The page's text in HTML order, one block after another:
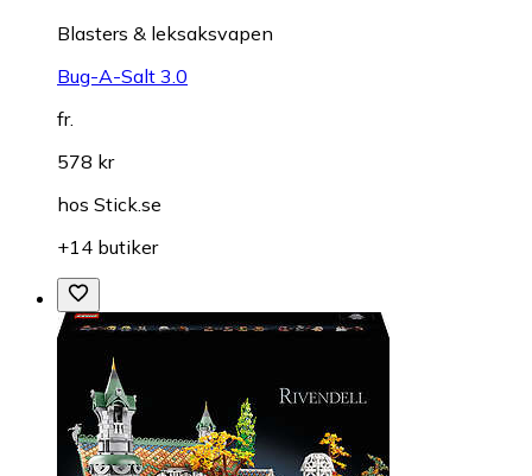
Blasters & leksaksvapen
Bug-A-Salt 3.0
fr.
578 kr
hos Stick.se
+14 butiker